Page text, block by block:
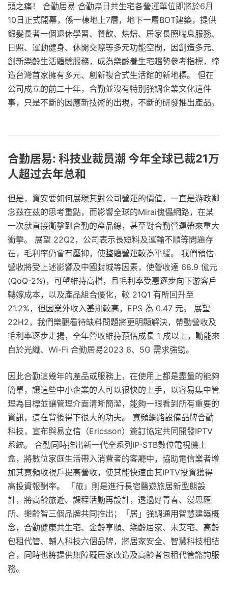
頭之痛！ 合勤居易 合勤烏日共生宅各營運單位即將於6月
10日正式開幕，係一棟地上7層，地下一層BOT建築，提供
銀髮長者一個退休學習、餐飲、烘焙、居家長照喘息服務、
日照、運動健身、休閒交際等多元功能空間，因創造多元、
創新樂齡生活體驗服務，成為樂齡養生宅趨勢參考指標，締
造台灣首家擁有多元、創新複合式生活館的新地標。 但在
公司成立的前二十年，合勤並沒有特別強調企業文化這件
事，只是不斷的因應新技術的出現，不斷的研發推出產品。
合勤居易: 科技业裁员潮 今年全球已裁21万
人超过去年总和
但是，資安要如何展現其對公司營運的價值，一直是游政卿
念茲在茲的思考重點，而影響全球的Mirai傀儡網路，在某
一次就直接衝擊到合勤的產品線，甚至對合勤營運帶來重大
衝擊。 展望 22Q2，公司表示長短料及運輸不順等問題存
在，毛利率仍會有壓抑，使整體營運較為平緩。 我們預估
營收將受上述影響及中國封城等因素，使營收達 68.9 億元
(QoQ-2%)，可望維持高檔，且毛利率受惠逐步向下游客戶
轉嫁成本，以及產品組合優化，較 21Q1 有所回升至
21.2%，但因業外收入基期較高，EPS 為 0.47 元。 展望
22H2，我們樂觀看待缺料問題將更明顯解決，帶動營收及
毛利率逐步走揚，全年營收維持預估成長 1 成以上，動能來
自於光纖、Wi-Fi 合勤居易2023 6、5G 需求強勁。
因此合勤這幾年的產品或服務上，在使用上都是盡量的能夠
簡單，讓這些中小企業的人可以很快的上手，以容易集中管
理為目標並讓管理介面清晰簡潔，能夠一眼看到所有重要的
資訊，這在背後得下很大的功夫。 寬頻網路設備品牌合勤
科技，宣布與易立信（Ericsson）簽訂協定共同開發IPTV
系統。 合勤同時推出新一代全系列IP-STB數位電視機上
盒，將數位家庭生活帶入消費者的客廳中，協助電信業者增
加其寬頻收視戶提高營收，使其能快速由其IPTV投資獲得
高投資報酬率。 「旅」則是進行長宿醫遊旅居新型態設
計，將高齡旅遊、課程活動再設計，透過好青春、漫思匯
所、樂齡智三個品牌共同推出；「居」強調通用智慧建築概
念，合勤健康共生宅、金齡享頤、樂齡居家、未艾宅、高齡
包租代管、輔人科技六個品牌，將居家安全、智慧科技相結
合，同時也將提供無障礙居家改造及高齡者包租代管諮詢服
務。